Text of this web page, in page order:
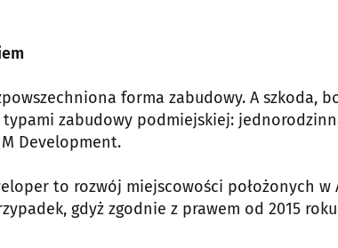
forma zabudowy. A szkoda,
zabudowy podmiejskiej:
Development.
to rozwój miejscowości położonych w
gdyż zgodnie z prawem od 2015